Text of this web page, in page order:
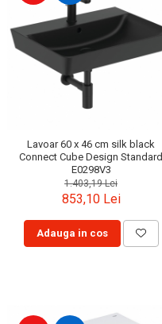
Lavoar 60 x 46 cm silk black
Connect Cube Design Standard
E0298V3
1.403,19 Lei
853,10 Lei
Adauga in cos